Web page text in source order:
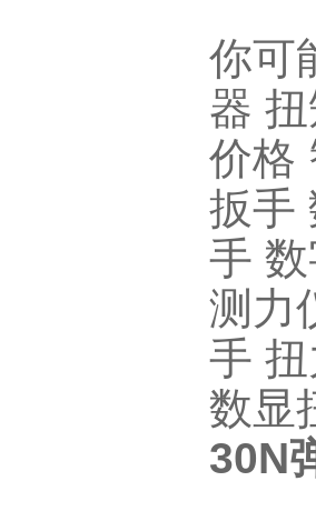
你可
器
价格
扳手
手
测力
手
数显
30N